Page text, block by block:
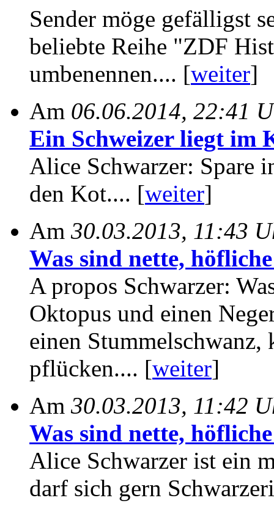
Sender möge gefälligst
beliebte Reihe "ZDF
umbenennen.... [weiter]
Am 06.06.2014, 22:41
Ein Schweizer liegt im
Alice Schwarzer: Spare
den Kot.... [weiter]
Am 30.03.2013, 11:43
Was sind nette,
A propos Schwarzer:
Oktopus und einen
einen Stummelschwanz,
pflücken.... [weiter]
Am 30.03.2013, 11:42
Was sind nette,
Alice Schwarzer ist ein
darf sich gern